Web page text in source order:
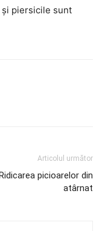
și piersicile sunt
Articolul următor
picioarelor din
atârnat